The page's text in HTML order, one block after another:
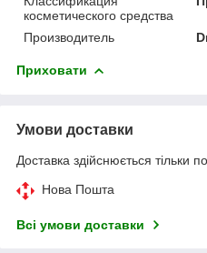
косметического средства
Производитель
Приховати
Умови доставки
Доставка здійснюється тільки
Нова Пошта
Всі умови доставки